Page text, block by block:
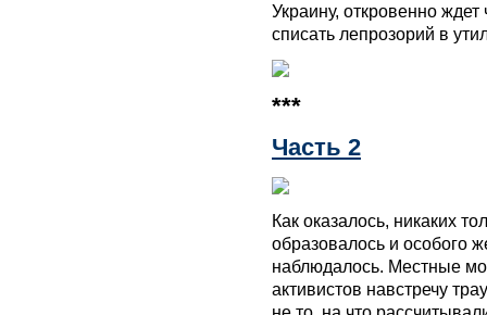
Украину, откровенно
списать лепрозорий в
***
Часть 2
Как оказалось, никаких
образовалось и особого
наблюдалось. Местные
активистов навстречу